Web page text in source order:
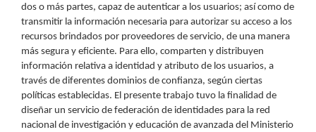
dos o más partes, capaz de autenticar a los usuarios; así como de
transmitir la información necesaria para autorizar su acceso a los
recursos brindados por proveedores de servicio, de una manera
más segura y eficiente. Para ello, comparten y distribuyen
información relativa a identidad y atributo de los usuarios, a
través de diferentes dominios de confianza, según ciertas
políticas establecidas. El presente trabajo tuvo la finalidad de
diseñar un servicio de federación de identidades para la red
nacional de investigación y educación de avanzada del Ministerio